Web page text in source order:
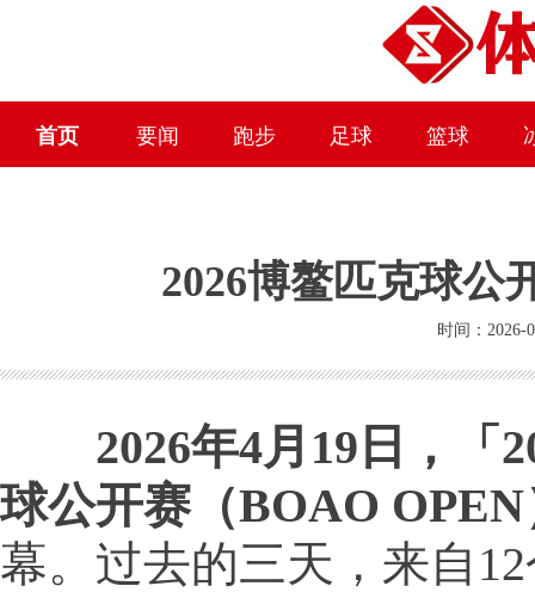
首页 要闻 跑步 足球 篮球
2026博鳌匹克球公
时间：2026-
2026年4月19日，
「
球公开赛（BOAO
幕。过去的三天，来自